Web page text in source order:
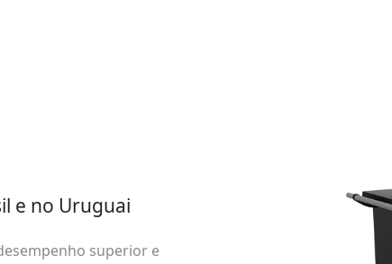
e no Uruguai
superior e